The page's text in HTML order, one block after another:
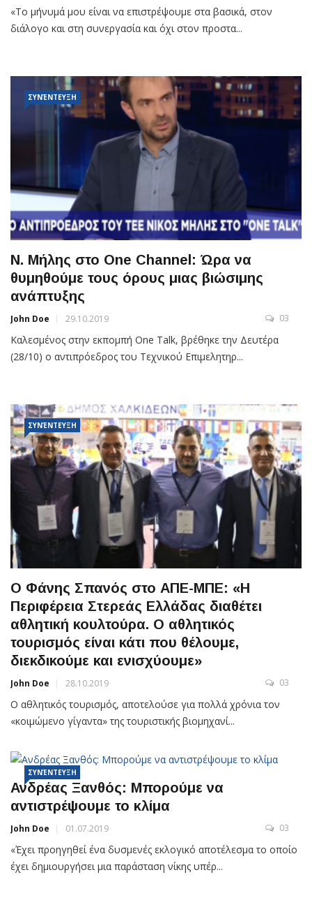
«Το μήνυμά μου είναι να επιστρέψουμε στα βασικά, στον
διάλογο και στη συνεργασία και όχι στον προστα...
ΣΥΝΈΝΤΕΥΞΗ
Ν. Μήλης στο One Channel: Ώρα να
θυμηθούμε τους όρους μιας βιώσιμης
ανάπτυξης
John Doe 29.10.2019 03
Καλεσμένος στην εκπομπή One Talk, βρέθηκε την Δευτέρα
(28/10) ο αντιπρόεδρος του Τεχνικού Επιμελητηρ...
ΣΥΝΈΝΤΕΥΞΗ
Ο Φάνης Σπανός στο ΑΠΕ-ΜΠΕ: «Η
Περιφέρεια Στερεάς Ελλάδας διαθέτει
αθλητική κουλτούρα. Ο αθλητικός
τουρισμός είναι κάτι που θέλουμε,
διεκδικούμε και ενισχύουμε»
John Doe 28.10.2019 03
Ο αθλητικός τουρισμός, αποτελούσε για πολλά χρόνια τον
«κοιμώμενο γίγαντα» της τουριστικής βιομηχανί...
ΣΥΝΈΝΤΕΥΞΗ
Ανδρέας Ξανθός: Μπορούμε να
αντιστρέψουμε το κλίμα
John Doe 01.07.2019 03
«Έχει προηγηθεί ένα δυσμενές εκλογικό αποτέλεσμα το οποίο
έχει δημιουργήσει μια παράσταση νίκης υπέρ...